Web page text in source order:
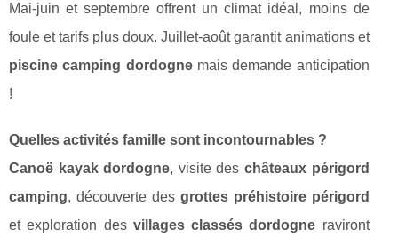
Mai-juin et septembre offrent un climat idéal, moins de
foule et tarifs plus doux. Juillet-août garantit animations et
piscine camping dordognemais demande anticipation
!
Quelles activités famille sont incontournables ?
Canoë kayak dordogne, visite des châteaux périgord
camping, découverte des grottes préhistoire périgord
et exploration des villages classés dordogne raviront